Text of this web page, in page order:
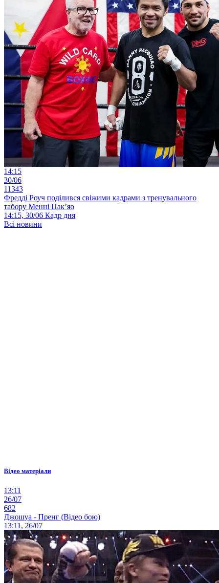
14:15
30/06
11343
Фредді Роуч поділився свіжими кадрами з тренувального
табору Менні Пак’яо
14:15, 30/06 Кадр дня
Всі новини
Відео матеріали
13:11
26/07
682
Джошуа - Пренг (Відео бою)
13:11, 26/07